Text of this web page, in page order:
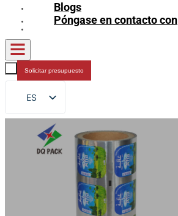
Blogs
Póngase en contacto con
Solicitar presupuesto
ES
EN